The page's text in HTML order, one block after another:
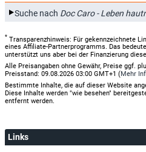
Suche nach Doc Caro - Leben
* Transparenzhinweis: Für gekennzeichnete
eines Affiliate-Partnerprogramms. Das
unterstützt uns aber bei der Finanzierung
Alle Preisangaben ohne Gewähr, Preise ggf.
Preisstand: 09.08.2026 03:00 GMT+1 (Mehr
Bestimmte Inhalte, die auf dieser Website
Diese Inhalte werden "wie besehen"
entfernt werden.
Links